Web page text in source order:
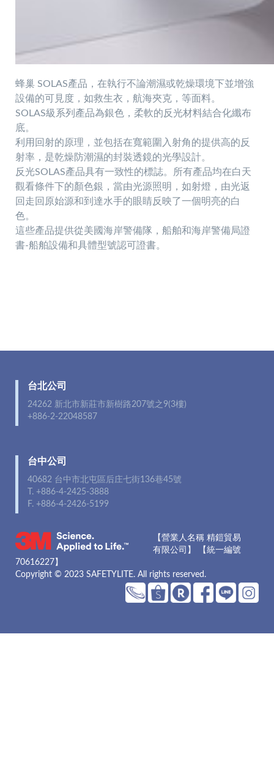
蜂巢 SOLAS產品，在執行不論潮濕或乾燥環境下並增強
設備的可見度，如救生衣，航海夾克，等面料。
SOLAS級系列產品為銀色，柔軟的反光材料結合化纖布
底。
利用回射的原理，並包括在寬範圍入射角的提供高的反
射率，是乾燥防潮濕的封裝透鏡的光學設計。
反光SOLAS產品具有一致性的標誌。所有產品均在白天
觀看條件下的顏色銀，當由光源照明，如射燈，由光返
回走回原始源和到達水手的眼睛反映了一個明亮的白
色。
這些產品提供從美國海岸警備隊，船舶和海岸警備局證
書-船舶設備和具體型號認可證書。
台北公司
24262 新北市新莊市新樹路207號之9(3樓)
+886-2-22048587
台中公司
40682 台中市北屯區后庄七街136巷45號
T. +886-4-2425-3888
F. +886-4-2426-5199
【營業人名稱 精鎧貿易
有限公司】 【統一編號
70616227】
Copyright © 2023 SAFETYLITE. All rights reserved.